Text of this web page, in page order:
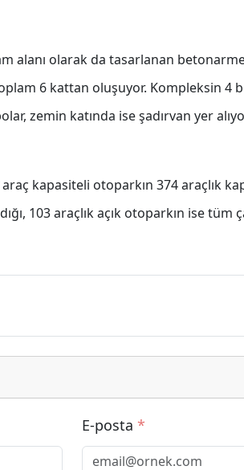
alanı olarak da tasarlanan
6 kattan oluşuyor. Kompleksin 4
zemin katında ise şadırvan yer
kapasiteli otoparkın 374 araçlık
103 araçlık açık otoparkın ise
E-posta *